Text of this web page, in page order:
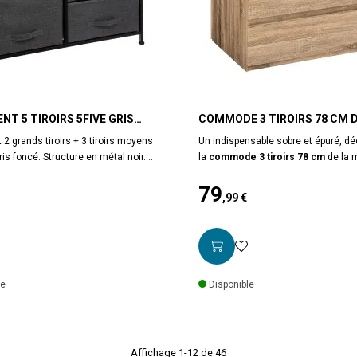
5 TIROIRS 5FIVE GRIS
2 grands tiroirs + 3 tiroirs moyens
foncé. Structure en métal noir.
bureau, de dressing ou encore
A monter soi
: MDF, polypropylène et métal.
COMMODE 3 TIROIRS 78 CM
NATUREL 5FIVE
Un indispensable sobre et épuré,
la commode 3 tiroirs 78 cm de la
montés sur coulisses vous
espace de rangement. A monter
H. 73 cm. Coloris naturel. Poids 21.5
79,99 €
Disponible
Affichage 1-12 de 46